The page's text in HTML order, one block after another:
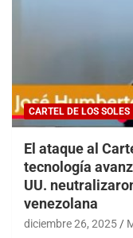
CARTEL DE LOS SOLES
El ataque al
tecnología
UU.
venezolana
diciembre 26, 2025